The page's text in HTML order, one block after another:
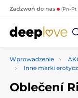
Zadzwoń do nas (Pn-Pt
Wprowadzenie
Inne marki
Oblečení